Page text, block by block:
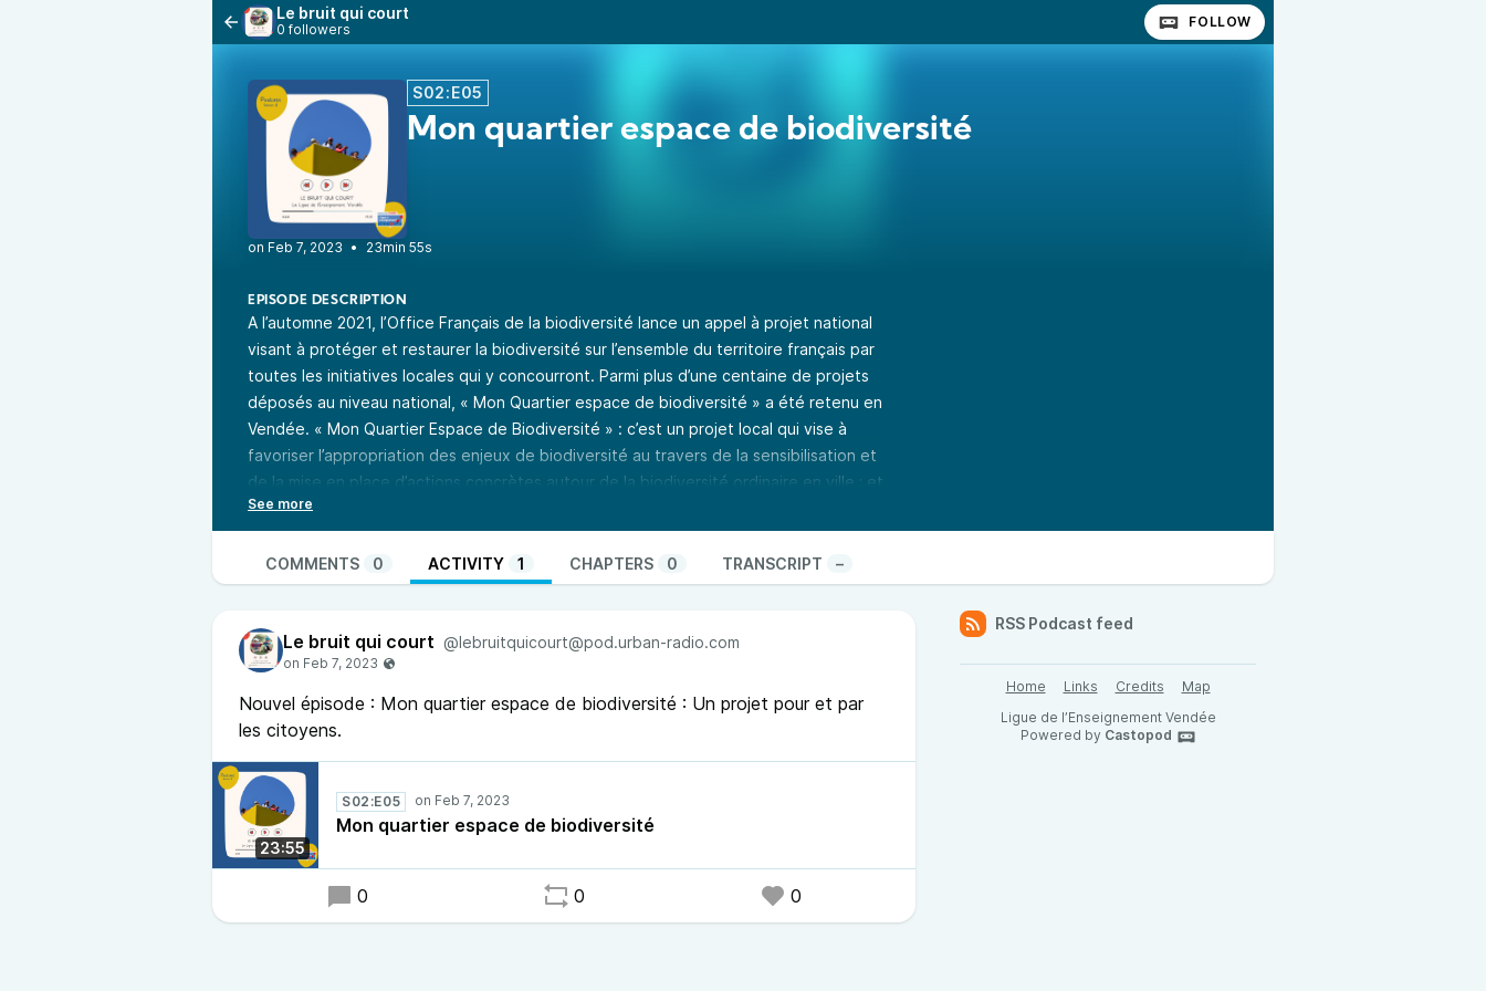
Le bruit qui court
0 followers FOLLOW
S02:E05
Mon quartier espace de biodiversité
• 23min 55s
EPISODE DESCRIPTION
A l’automne 2021, l’Office Français de la biodiversité lance un appel à projet national
visant à protéger et restaurer la biodiversité sur l’ensemble du territoire français par
toutes les initiatives locales qui y concourront. Parmi plus d’une centaine de projets
déposés au niveau national, « Mon Quartier espace de biodiversité » a été retenu en
Vendée. « Mon Quartier Espace de Biodiversité » : c’est un projet local qui vise à
favoriser l’appropriation des enjeux de biodiversité au travers de la sensibilisation et
de la mise en place d’actions concrètes autour de la biodiversité ordinaire en ville ; et
du lien ville campagne. Un projet pour et par les citoyens.
Si la Ligue de l’enseignement est porteuse principale du projet, ce projet s’inscrit
dans une dynamique collective avec nos interlocuteurs de de la LPO Vendée, et de
Terre des Sciences, centre de culture scientifique, technique et industrielle.
des quartiers prioritaires et en lien avec les acteurs associatifs présents sur le
territoire.
COMMENTS 0 ACTIVITY 1 CHAPTERS 0 TRANSCRIPT –
Le bruit qui court @lebruitquicourt@pod.urban-radio.com
Nouvel épisode : Mon quartier espace de biodiversité : Un projet pour et par
les citoyens.
23:55
S02:E05
Mon quartier espace de biodiversité
0 0 0
RSS Podcast feed
Home Links Credits
Map
Ligue de l’Enseignement Vendée
Powered by Castopod